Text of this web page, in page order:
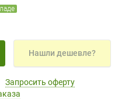
Нашли дешевле?
Запросить оферту